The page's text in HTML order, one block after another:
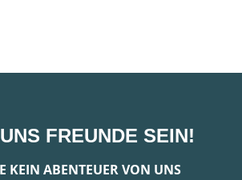
FREUNDE SEIN!
KEIN ABENTEUER VON UNS